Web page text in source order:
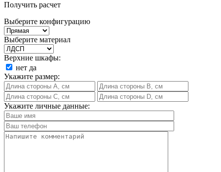
Получить расчет
Выберите конфигурацию
Выберите материал
Верхние шкафы:
нет да
Укажите размер:
Укажите личные данные: